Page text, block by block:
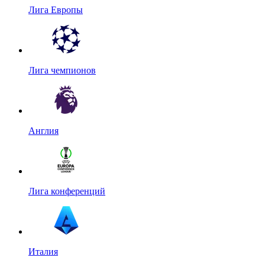
Лига Европы
Лига чемпионов
Англия
Лига конференций
Италия